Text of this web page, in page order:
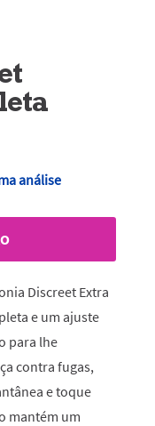
análise
Discreet Extra
e um ajuste
para lhe
contra fugas,
e toque
mantém um